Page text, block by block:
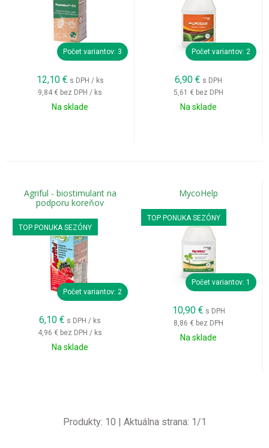
Počet variantov: 3
12,10 € s DPH / ks
9,84 € bez DPH / ks
Na sklade
Počet variantov: 2
6,90 € s DPH
5,61 € bez DPH
Na sklade
Agriful - biostimulant na
podporu koreňov
TOP PONUKA SEZÓNY
Počet variantov: 2
6,10 € s DPH / ks
4,96 € bez DPH / ks
Na sklade
MycoHelp
TOP PONUKA SEZÓNY
Počet variantov: 1
10,90 € s DPH
8,86 € bez DPH
Na sklade
Produkty: 10 | Aktuálna strana: 1/1